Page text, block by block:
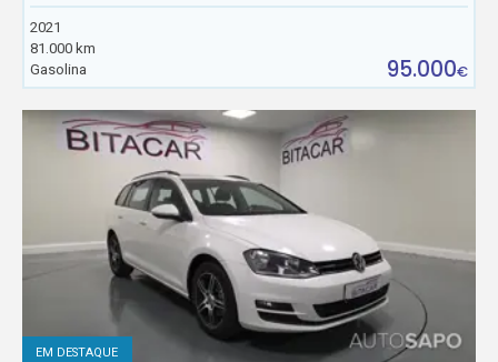
2021
81.000 km
Gasolina
95.000€
EM DESTAQUE